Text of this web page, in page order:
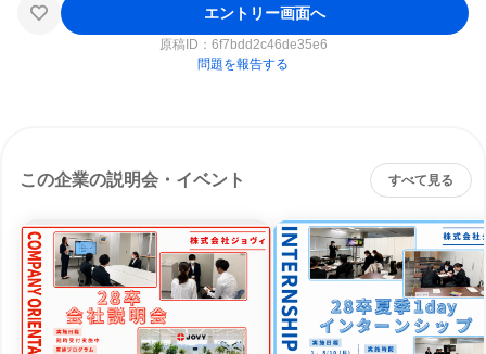
エントリー画面へ
原稿ID： 6f7bdd2c46de35e6
問題を報告する
この企業の説明会・イベント すべて見る